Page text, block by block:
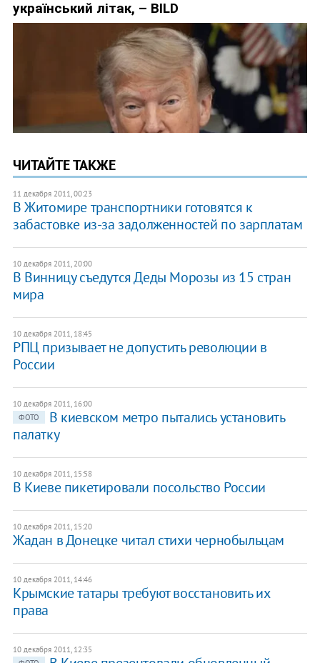
ЧИТАЙТЕ ТАКЖЕ
11 декабря 2011, 00:23
В Житомире транспортники готовятся к
забастовке из-за задолженностей по зарплатам
10 декабря 2011, 20:00
В Винницу съедутся Деды Морозы из 15 стран
мира
10 декабря 2011, 18:45
РПЦ призывает не допустить революции в
России
10 декабря 2011, 16:00
ФОТО
В киевском метро пытались установить
палатку
10 декабря 2011, 15:58
В Киеве пикетировали посольство России
10 декабря 2011, 15:20
Жадан в Донецке читал стихи чернобыльцам
10 декабря 2011, 14:46
Крымские татары требуют восстановить их
права
10 декабря 2011, 12:35